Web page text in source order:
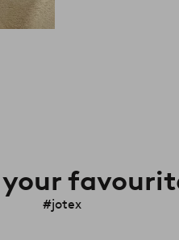
your
#jotex